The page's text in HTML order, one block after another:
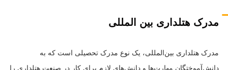
مدرک هتلداری بین المللی
مدرک هتلداری بین‌المللی، یک نوع مدرک تحصیلی است که به
دانش‌آموختگان مهارت‌ها و دانش‌های لازم برای کار در صنعت هتلداری را